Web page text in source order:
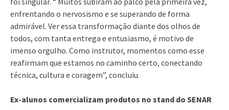
enfrentando o nervosismo e se superando de forma
admirável. Ver essa transformação diante dos olhos de
todos, com tanta entrega e entusiasmo, é motivo de
imenso orgulho. Como instrutor, momentos como esse
reafirmam que estamos no caminho certo, conectando
técnica, cultura e coragem”, concluiu.
Ex-alunos comercializam produtos no stand do SENAR